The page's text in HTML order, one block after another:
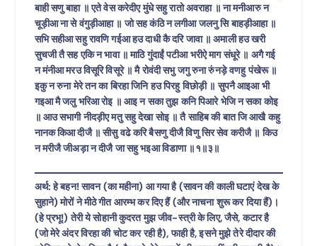
बाही सणु बाहा ॥ एते वेस करेदीए मुंधे सहु रातो अवराहा ॥ ना मनीआरु न
चूड़ीआ ना से वंगुड़ीआहा ॥ जो सह कंठि न लगीआ जलनु सि बाहड़ीआहा ॥
सभि सहीआ सहु रावणि गईआ हउ दाधी कै दरि जावा ॥ अमाली हउ खरी
सुचजी तै सह एकि न भावा ॥ माठि गुंदाईं पटीआ भरीऐ माग संधूरे ॥ अगै गई
न मंनीआ मरउ विसूरि विसूरे ॥ मै रोवंदी सभु जगु रुना रुंनड़े वणहु पंखेरू ॥
इकु न रुना मेरे तन का बिरहा जिनि हउ पिरहु विछोड़ी ॥ सुपनै आइआ भी
गइआ मै जलु भरिआ रोइ ॥ आइ न सका तुझ कनि पिआरे भेजि न सका कोइ
॥ आउ सभागी नीदड़ीए मतु सहु देखा सोइ ॥ तै साहिब की बात जि आखै कहु
नानक किआ दीजै ॥ सीसु वढे करि बैसणु दीजै विणु सिर सेव करीजै ॥ किउ
न मरीजै जीअड़ा न दीजै जा सहु भइआ विडाणा ॥१॥३॥
अर्थ: हे बहन! सावन (का महीना) आ गया है (सावन की काली घटाएं देख के
सुहाने) मोरों ने मीठे गीत आरम्भ कर दिए हैं (और नाचना शुरू कर दिया हैं)।
(हे प्रभू!) तेरी ये सोहानी कुदरत मुझ जीव-स्त्री के लिए, जैसे, कटार है
(जो मेरे अंदर विरहा की चोट कर रही है), फाही है, इसने मुझे तेरे दीदार की